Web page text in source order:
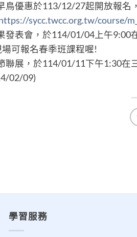
鳥優惠於113/12/27起開放報名
sycc.twcc.org.tw/course/
發表會，於114/01/04上午9:00
可報名春季班課程喔!
聯展，於114/01/11下午1:30在
02/09)
學習服務